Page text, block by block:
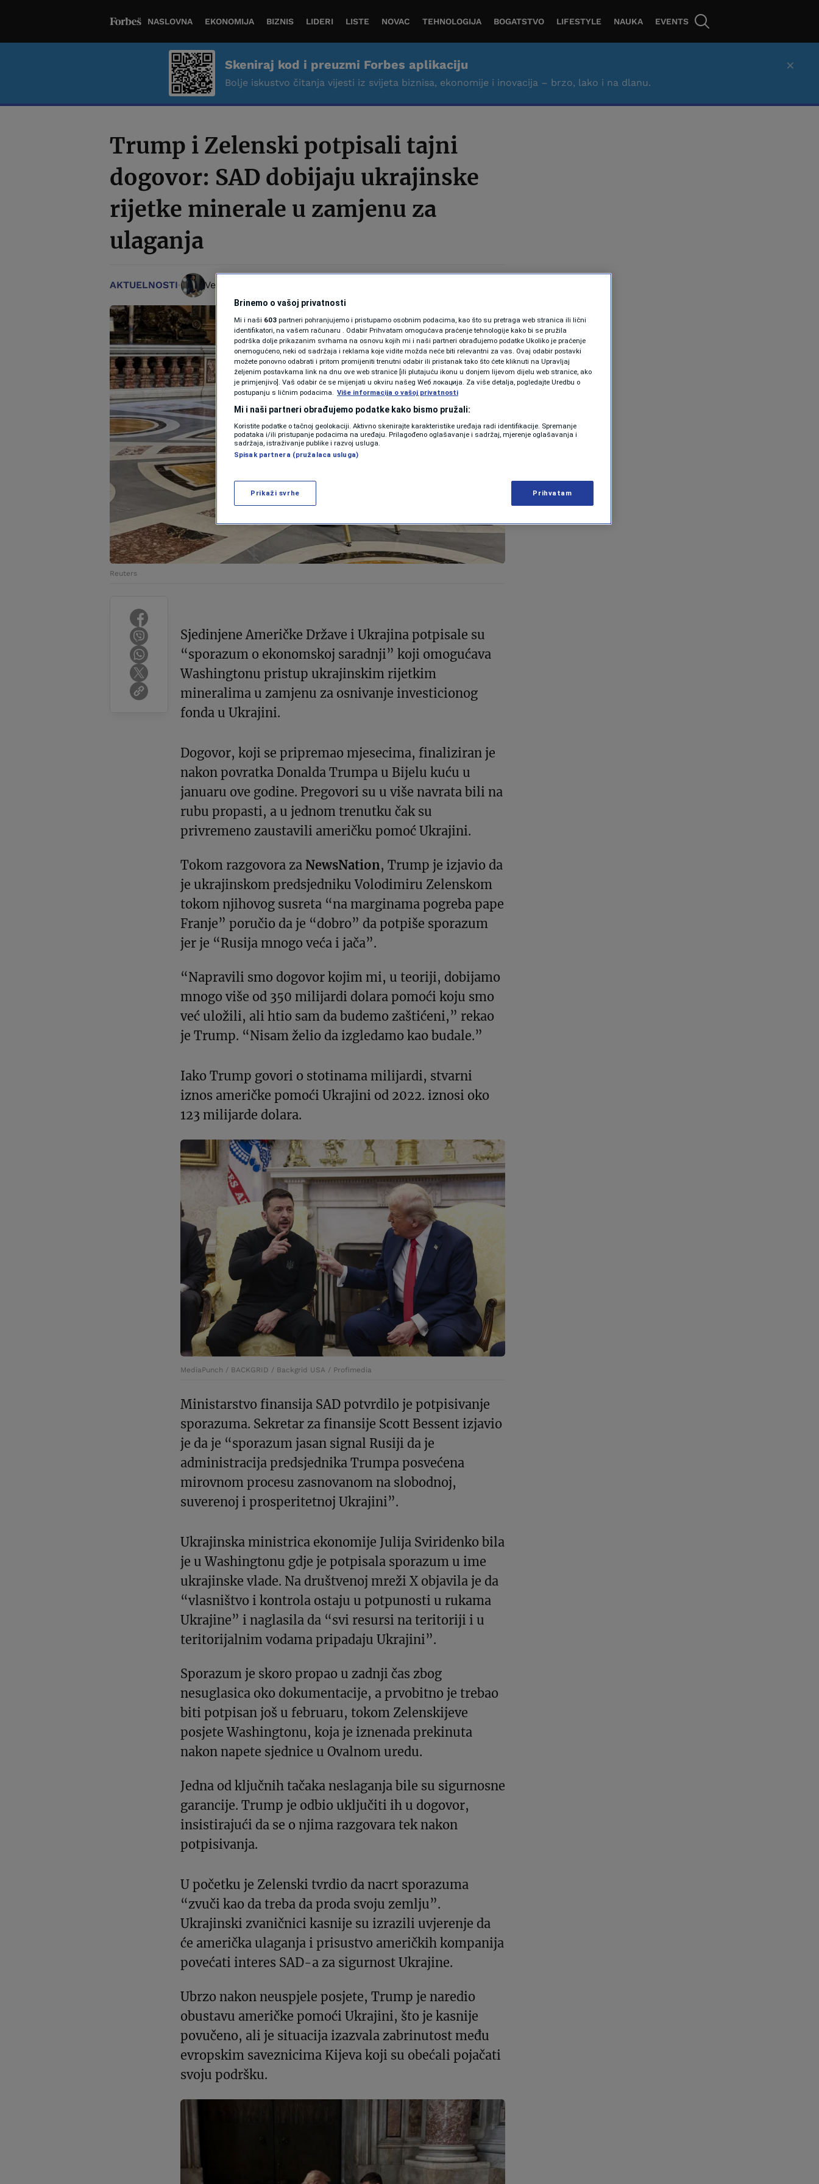
NASLOVNA EKONOMIJA BIZNIS LIDERI LISTE NOVAC TEHNOLOGIJA BOGATSTVO LIFESTYLE NAUKA EVENTS
Skeniraj kod i preuzmi Forbes aplikaciju
Bolje iskustvo čitanja vijesti iz svijeta biznisa, ekonomije i inovacija – brzo, lako i na dlanu.
×
Trump i Zelenski potpisali tajni
dogovor: SAD dobijaju ukrajinske
rijetke minerale u zamjenu za
ulaganja
AKTUELNOSTI Vedran Drljević
Reuters
Sjedinjene Američke Države i Ukrajina potpisale su
“sporazum o ekonomskoj saradnji” koji omogućava
Washingtonu pristup ukrajinskim rijetkim
mineralima u zamjenu za osnivanje investicionog
fonda u Ukrajini.
Dogovor, koji se pripremao mjesecima, finaliziran je
nakon povratka Donalda Trumpa u Bijelu kuću u
januaru ove godine. Pregovori su u više navrata bili na
rubu propasti, a u jednom trenutku čak su
privremeno zaustavili američku pomoć Ukrajini.
Tokom razgovora za NewsNation, Trump je izjavio da
je ukrajinskom predsjedniku Volodimiru Zelenskom
tokom njihovog susreta “na marginama pogreba pape
Franje” poručio da je “dobro” da potpiše sporazum
jer je “Rusija mnogo veća i jača”.
“Napravili smo dogovor kojim mi, u teoriji, dobijamo
mnogo više od 350 milijardi dolara pomoći koju smo
već uložili, ali htio sam da budemo zaštićeni,” rekao
je Trump. “Nisam želio da izgledamo kao budale.”
Iako Trump govori o stotinama milijardi, stvarni
iznos američke pomoći Ukrajini od 2022. iznosi oko
123 milijarde dolara.
MediaPunch / BACKGRID / Backgrid USA / Profimedia
Ministarstvo finansija SAD potvrdilo je potpisivanje
sporazuma. Sekretar za finansije Scott Bessent izjavio
je da je “sporazum jasan signal Rusiji da je
administracija predsjednika Trumpa posvećena
mirovnom procesu zasnovanom na slobodnoj,
suverenoj i prosperitetnoj Ukrajini”.
Ukrajinska ministrica ekonomije Julija Sviridenko bila
je u Washingtonu gdje je potpisala sporazum u ime
ukrajinske vlade. Na društvenoj mreži X objavila je da
“vlasništvo i kontrola ostaju u potpunosti u rukama
Ukrajine” i naglasila da “svi resursi na teritoriji i u
teritorijalnim vodama pripadaju Ukrajini”.
Sporazum je skoro propao u zadnji čas zbog
nesuglasica oko dokumentacije, a prvobitno je trebao
biti potpisan još u februaru, tokom Zelenskijeve
posjete Washingtonu, koja je iznenada prekinuta
nakon napete sjednice u Ovalnom uredu.
Jedna od ključnih tačaka neslaganja bile su sigurnosne
garancije. Trump je odbio uključiti ih u dogovor,
insistirajući da se o njima razgovara tek nakon
potpisivanja.
U početku je Zelenski tvrdio da nacrt sporazuma
“zvuči kao da treba da proda svoju zemlju”.
Ukrajinski zvaničnici kasnije su izrazili uvjerenje da
će američka ulaganja i prisustvo američkih kompanija
povećati interes SAD-a za sigurnost Ukrajine.
Ubrzo nakon neuspjele posjete, Trump je naredio
obustavu američke pomoći Ukrajini, što je kasnije
povučeno, ali je situacija izazvala zabrinutost među
evropskim saveznicima Kijeva koji su obećali pojačati
svoju podršku.
Brinemo o vašoj privatnosti
Mi i naši 603 partneri pohranjujemo i pristupamo osobnim podacima, kao što su pretraga web stranica ili lični
identifikatori, na vašem računaru . Odabir Prihvatam omogućava praćenje tehnologije kako bi se pružila
podrška dolje prikazanim svrhama na osnovu kojih mi i naši partneri obrađujemo podatke Ukoliko je praćenje
onemogućeno, neki od sadržaja i reklama koje vidite možda neće biti relevantni za vas. Ovaj odabir postavki
možete ponovno odabrati i pritom promijeniti trenutni odabir ili pristanak tako što ćete kliknuti na Upravljaj
željenim postavkama link na dnu ove web stranice [ili plutajuću ikonu u donjem lijevom dijelu web stranice, ako
je primjenjivo]. Vaš odabir će se mijenjati u okviru našeg Wеб локација. Za više detalja, pogledajte Uredbu o
postupanju s ličnim podacima. Više informacija o vašoj privatnosti
Mi i naši partneri obrađujemo podatke kako bismo pružali:
Koristite podatke o tačnoj geolokaciji. Aktivno skenirajte karakteristike uređaja radi identifikacije. Spremanje
podataka i/ili pristupanje podacima na uređaju. Prilagođeno oglašavanje i sadržaj, mjerenje oglašavanja i
sadržaja, istraživanje publike i razvoj usluga.
Spisak partnera (pružalaca usluga)
Prikaži svrhe Prihvatam